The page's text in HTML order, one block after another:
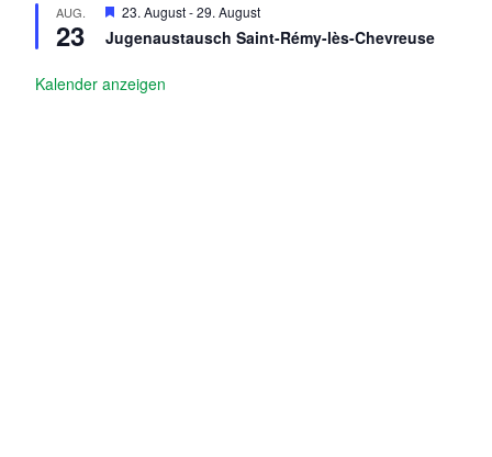
AUG.
23
H
r
o
23. August-29. August
Jugenaustausch Saint-Rémy-lès-Chevreuse
Kalender anzeigen